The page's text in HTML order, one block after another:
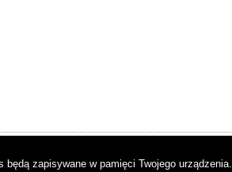
zapisywane w pamięci Twojego urządzenia.